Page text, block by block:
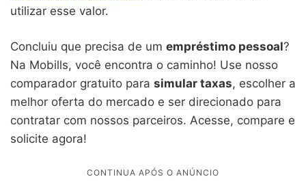
utilizar esse valor.
Concluiu que precisa de um empréstimo pessoal?
Na Mobills, você encontra o caminho! Use nosso
comparador gratuito para simular taxas, escolher a
melhor oferta do mercado e ser direcionado para
contratar com nossos parceiros. Acesse, compare e
solicite agora!